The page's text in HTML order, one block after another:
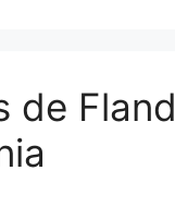
de